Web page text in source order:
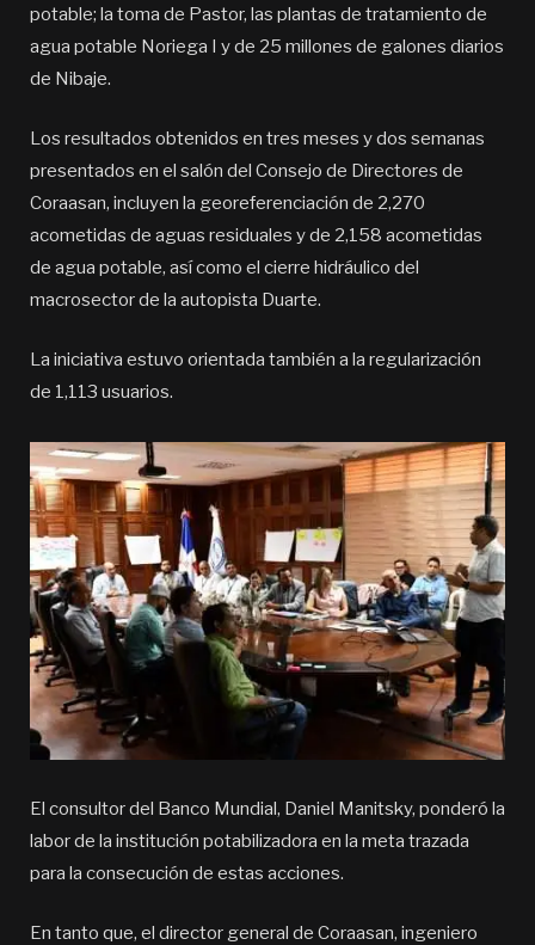
potable; la toma de Pastor, las plantas de tratamiento de
agua potable Noriega I y de 25 millones de galones diarios
de Nibaje.
Los resultados obtenidos en tres meses y dos semanas
presentados en el salón del Consejo de Directores de
Coraasan, incluyen la georeferenciación de 2,270
acometidas de aguas residuales y de 2,158 acometidas
de agua potable, así como el cierre hidráulico del
macrosector de la autopista Duarte.
La iniciativa estuvo orientada también a la regularización
de 1,113 usuarios.
El consultor del Banco Mundial, Daniel Manitsky, ponderó la
labor de la institución potabilizadora en la meta trazada
para la consecución de estas acciones.
En tanto que, el director general de Coraasan, ingeniero